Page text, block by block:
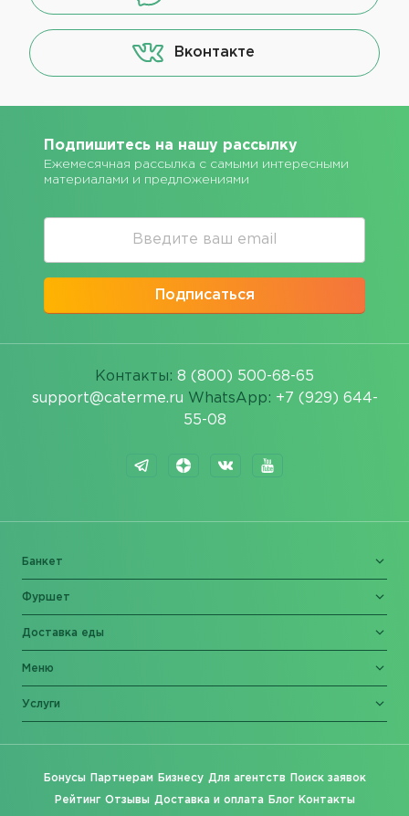
Вконтакте
Подпишитесь на нашу рассылку
Ежемесячная рассылка с самыми интересными
материалами и предложениями
Подписаться
Контакты: 8 (800) 500-68-65
support@caterme.ru WhatsApp: +7 (929) 644-
55-08
Банкет
Фуршет
Доставка еды
Меню
Услуги
Бонусы Партнерам Бизнесу Для агентств Поиск заявок
Рейтинг Отзывы Доставка и оплата Блог Контакты